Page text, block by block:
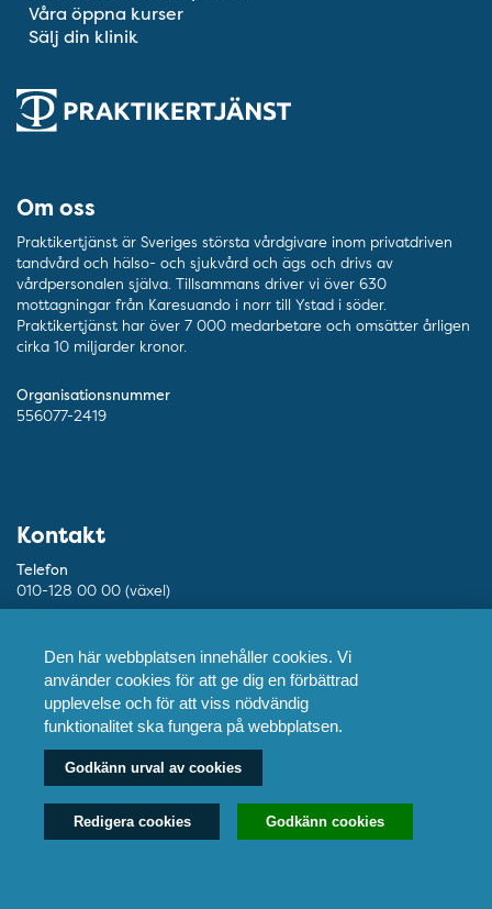
Den här webbplatsen innehåller cookies. Vi
använder cookies för att ge dig en förbättrad
upplevelse och för att viss nödvändig
funktionalitet ska fungera på webbplatsen.
Godkänn urval av cookies
Redigera cookies Godkänn cookies
Våra öppna kurser
Sälj din klinik
Om oss
Praktikertjänst är Sveriges största vårdgivare inom privatdriven
tandvård och hälso- och sjukvård och ägs och drivs av
vårdpersonalen själva. Tillsammans driver vi över 630
mottagningar från Karesuando i norr till Ystad i söder.
Praktikertjänst har över 7 000 medarbetare och omsätter årligen
cirka 10 miljarder kronor.
Organisationsnummer
556077-2419
Kontakt
Telefon
010-128 00 00 (växel)
info@ptj.se
Besöksadress
Adolf Fredriks Kyrkogata 9, Stockholm
Postadress
Praktikertjänst AB, 103 55 Stockholm